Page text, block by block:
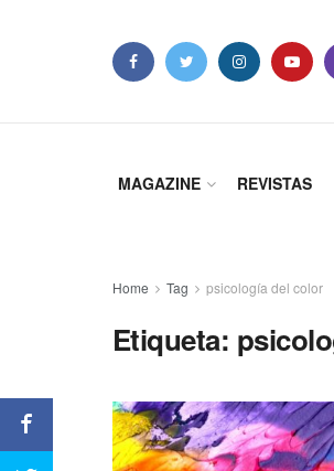
MAGAZINE REVISTAS
Home Tag psicología del color
Etiqueta: